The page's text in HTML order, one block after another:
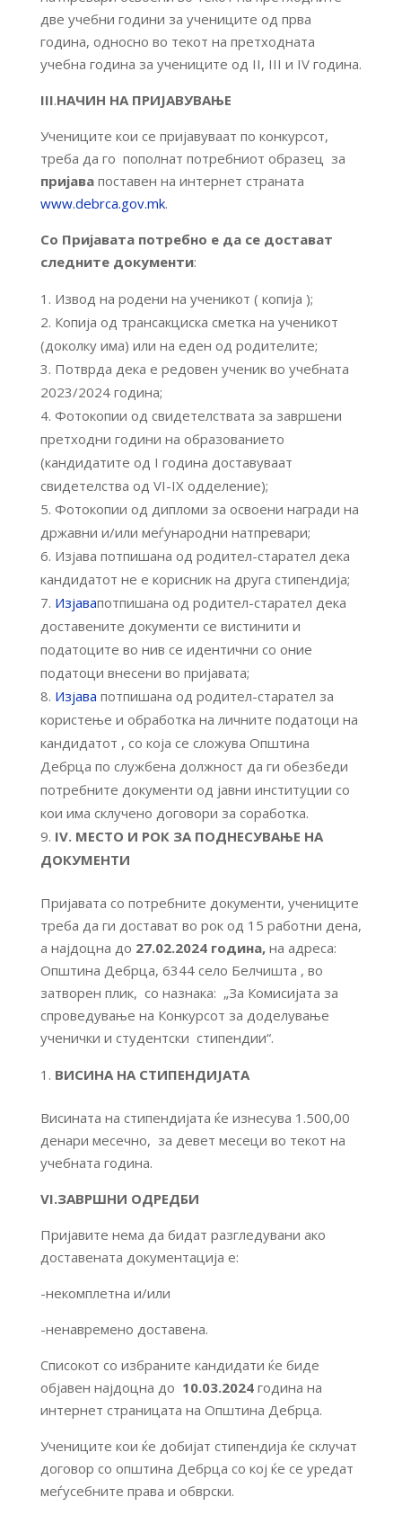
две учебни години за учениците од прва
година, односно во текот на претходната
учебна година за учениците од II, III и IV година.
III.НАЧИН НА ПРИЈАВУВАЊЕ
Учениците кои се пријавуваат по конкурсот,
треба да го пополнат потребниот образец за
пријавапоставен на интернет страната
www.debrca.gov.mk.
Со Пријавата потребно е да седостават
следните документи:
Извод на родени на ученикот ( копија );
Копија од трансакциска сметка на ученикот
(доколку има) или на еден од родителите;
Потврда дека е редовен ученик во учебната
2023/2024 година;
Фотокопии од свидетелствата за завршени
претходни години на образованието
(кандидатите од I година доставуваат
свидетелства од VI-IX одделение);
Фотокопии од дипломи за освоени награди на
државни и/или меѓународни натпревари;
Изјава потпишана од родител-старател дека
кандидатот не е корисник на друга стипендија;
Изјавапотпишана од родител-старател дека
доставените документи се вистинити и
податоците во нив се идентични со оние
податоци внесени во пријавата;
Изјава потпишана од родител-старател за
користење и обработка на личните податоци на
кандидатот , со која се сложува Општина
Дебрца по службена должност да ги обезбеди
потребните документи од јавни институции со
кои има склучено договори за соработка.
IV. МЕСТО И РОК ЗА ПОДНЕСУВАЊЕ НА
ДОКУМЕНТИ
Пријавата со потребните документи, учениците
треба да ги достават во рок од 15 работни дена,
а најдоцна до 27.02.2024година,на адреса:
Општина Дебрца, 6344 село Белчишта , во
затворен плик, со назнака: „За Комисијата за
спроведување на Конкурсот за доделување
ученички и студентски стипендии“.
ВИСИНА НА СТИПЕНДИЈАТА
Висината на стипендијата ќе изнесува 1.500,00
денари месечно, за девет месеци во текот на
учебната година.
VI.ЗАВРШНИ ОДРЕДБИ
Пријавите нема да бидат разгледувани ако
доставената документација е:
-некомплетна и/или
-ненавремено доставена.
Списокот со избраните кандидати ќе бидe
објавен најдоцна до 10.03.2024година на
интернет страницата на Општина Дебрца.
Учениците кои ќе добијат стипендија ќе склучат
договор со општина Дебрца со кој ќе се уредат
меѓусебните права и обврски.